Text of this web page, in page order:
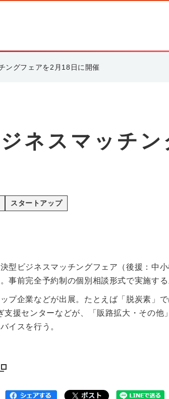
ングフェアを2月18日に開催
ネスマッチン
スタートアップ
型ビジネスマッチングフェア（後援：中
事前完全予約制の個別相談形式で実施する
プ企業などが出展。たとえば「脱炭素」
援センターなどが、「販路拡大・その他
イスを行う。